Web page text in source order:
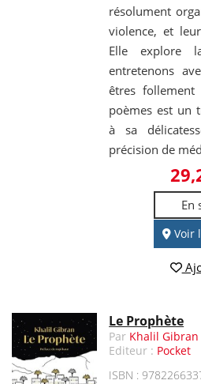
résolument
violence, et
Elle explore
entretenons
êtres follement
poèmes est un
à sa
précision de
En
Voir
Le Prophète
Par Khalil Gibran
Editeur : Pocket
ISBN :